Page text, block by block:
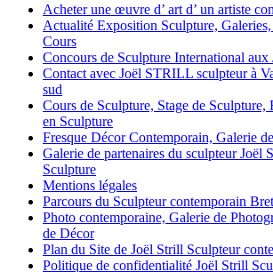
Acheter une œuvre d’ art d’ un artiste
Actualité Exposition Sculpture,
Cours
Concours de Sculpture International
Contact avec Joël STRILL sculpteur à
sud
Cours de Sculpture, Stage de
en Sculpture
Fresque Décor Contemporain, Galerie
Galerie de partenaires du sculpteur Joël
Sculpture
Mentions légales
Parcours du Sculpteur contemporain
Photo contemporaine, Galerie de
de Décor
Plan du Site de Joël Strill Sculpteur
Politique de confidentialité Joël Strill